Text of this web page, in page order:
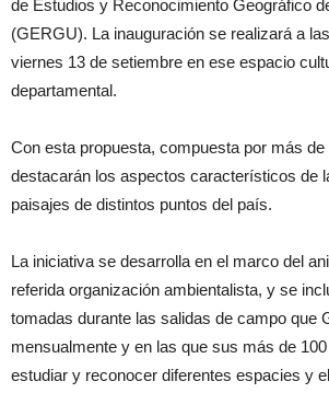
de Estudios y Reconocimiento Geográfico
(GERGU). La inauguración se realizará a
viernes 13 de setiembre en ese espacio
departamental.
Con esta propuesta, compuesta por más
destacarán los aspectos característicos de
paisajes de distintos puntos del país.
La iniciativa se desarrolla en el marco del
referida organización ambientalista, y se
tomadas durante las salidas de campo que
mensualmente y en las que sus más de
estudiar y reconocer diferentes espacies y